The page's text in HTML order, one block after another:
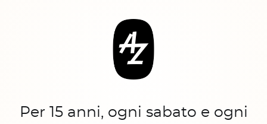
Per 15 anni, ogni sabato e ogni